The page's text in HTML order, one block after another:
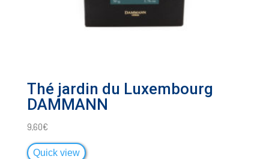
Thé jardin du Luxembourg
DAMMANN
9,60€
Quick view